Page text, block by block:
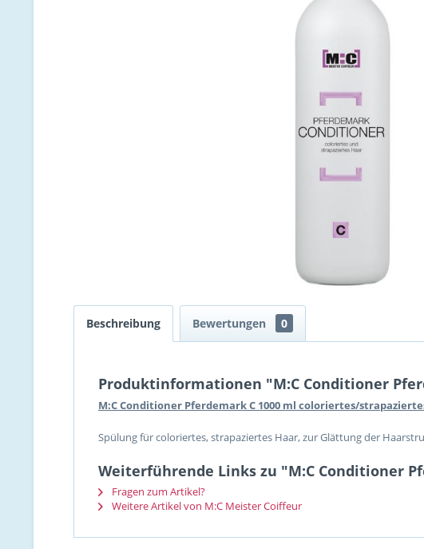
Beschreibung Bewertungen 0
Produktinformationen "M:C Conditioner
M:C Conditioner Pferdemark C 1000 ml coloriertes/
Spülung für coloriertes, strapaziertes Haar, zur Glättung der
Weiterführende Links zu "M:C Conditioner
Fragen zum Artikel?
Weitere Artikel von M:C Meister Coiffeur